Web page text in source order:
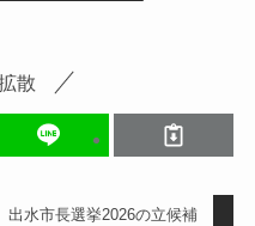
散
出水市長選挙2026の立候補